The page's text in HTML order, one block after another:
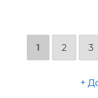
1 2 3
+